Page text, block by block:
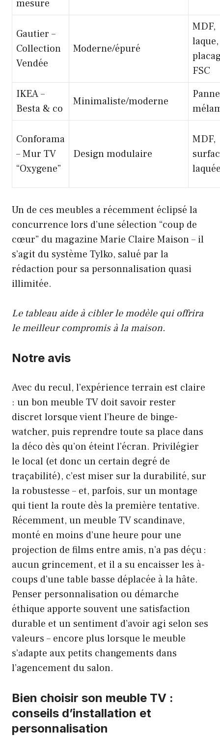
mesure
Gautier –
Collection
Vendée
Moderne/épuré
MDF,
laque,
FSC
IKEA –
Besta & co
Minimaliste/moderne
Conforama
– Mur TV
“Oxygene”
Design modulaire
MDF,
Un de ces meubles a récemment éclipsé la
concurrence lors d’une sélection “coup de
cœur” du magazine Marie Claire Maison – il
s’agit du système Tylko, salué par la
rédaction pour sa personnalisation quasi
illimitée.
Le tableau aide à cibler le modèle qui offrira
le meilleur compromis à la maison.
Notre avis
Avec du recul, l’expérience terrain est claire
: un bon meuble TV doit savoir rester
discret lorsque vient l’heure de binge-
watcher, puis reprendre toute sa place dans
la déco dès qu’on éteint l’écran. Privilégier
le local (et donc un certain degré de
traçabilité), c’est miser sur la durabilité, sur
la robustesse – et, parfois, sur un montage
qui tient la route dès la première tentative.
Récemment, un meuble TV scandinave,
monté en moins d’une heure pour une
projection de films entre amis, n’a pas déçu :
aucun grincement, et il a su encaisser les à-
coups d’une table basse déplacée à la hâte.
Penser personnalisation ou démarche
éthique apporte souvent une satisfaction
durable et un sentiment d’avoir agi selon ses
valeurs – encore plus lorsque le meuble
s’adapte aux petits changements dans
l’agencement du salon.
Bien choisir son meuble TV :
conseils d’installation et
personnalisation